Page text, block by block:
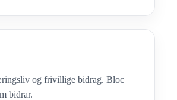
og frivillige bidrag. Bloc
bidrar.